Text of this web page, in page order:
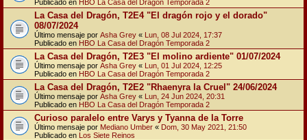
Publicado en HBO La Casa del Dragón Temporada 2
La Casa del Dragón, T2E4 "El dragón rojo y el dorado"
08/07/2024
Último mensaje por Asha Grey « Lun, 08 Jul 2024, 17:37
Publicado en HBO La Casa del Dragón Temporada 2
La Casa del Dragón, T2E3 "El molino ardiente" 01/07/2024
Último mensaje por Asha Grey « Lun, 01 Jul 2024, 12:25
Publicado en HBO La Casa del Dragón Temporada 2
La Casa del Dragón, T2E2 "Rhaenyra la Cruel" 24/06/2024
Último mensaje por Asha Grey « Lun, 24 Jun 2024, 20:31
Publicado en HBO La Casa del Dragón Temporada 2
Curioso paralelo entre Varys y Tyanna de la Torre
Último mensaje por Mediano Umber « Dom, 30 May 2021, 21:50
Publicado en Los Siete Reinos